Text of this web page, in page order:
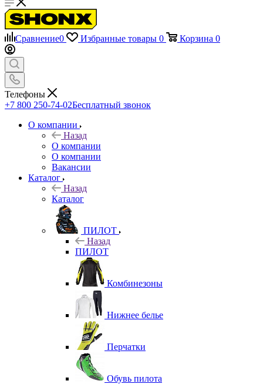
Сравнение0 Избранные товары 0 Корзина 0
Телефоны
+7 800 250-74-02Бесплатный звонок
О компании
Назад
О компании
О компании
Вакансии
Каталог
Назад
Каталог
ПИЛОТ
Назад
ПИЛОТ
Комбинезоны
Нижнее белье
Перчатки
Обувь пилота